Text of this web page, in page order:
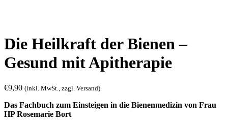
Die Heilkraft der Bienen –
Gesund mit Apitherapie
€9,90 (inkl. MwSt., zzgl. Versand)
Das Fachbuch zum Einsteigen in die Bienenmedizin von Frau
HP Rosemarie Bort